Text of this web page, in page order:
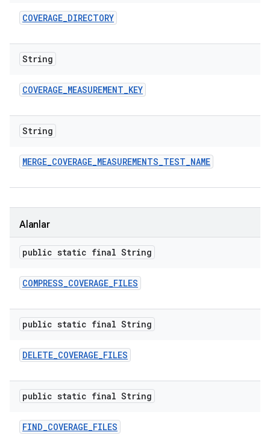
COVERAGE_DIRECTORY
String
COVERAGE_MEASUREMENT_KEY
String
MERGE_COVERAGE_MEASUREMENTS_TEST_NAME
Alanlar
public static final String
COMPRESS_COVERAGE_FILES
public static final String
DELETE_COVERAGE_FILES
public static final String
FIND_COVERAGE_FILES